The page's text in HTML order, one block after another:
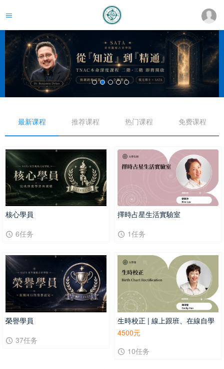
最新课程 推荐课程 热门课程 免费课程
核心學員
6任务
擇時占星生活實驗室
1任务
榮譽學員
37任务
生時校正 | 線上跟班、在線自學
4500元
10任务